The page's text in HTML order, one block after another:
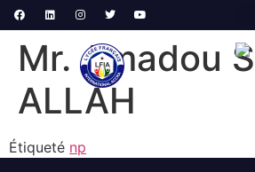
Mr. Amadou
ALLAH
Étiqueté np